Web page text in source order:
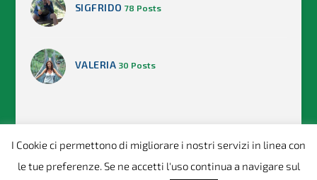
SIGFRIDO 78 Posts
VALERIA 30 Posts
daAguaplano , ospitato daOceaNetwork
I Cookie ci permettono di migliorare i nostri servizi in linea con
le tue preferenze. Se ne accetti l'uso continua a navigare sul